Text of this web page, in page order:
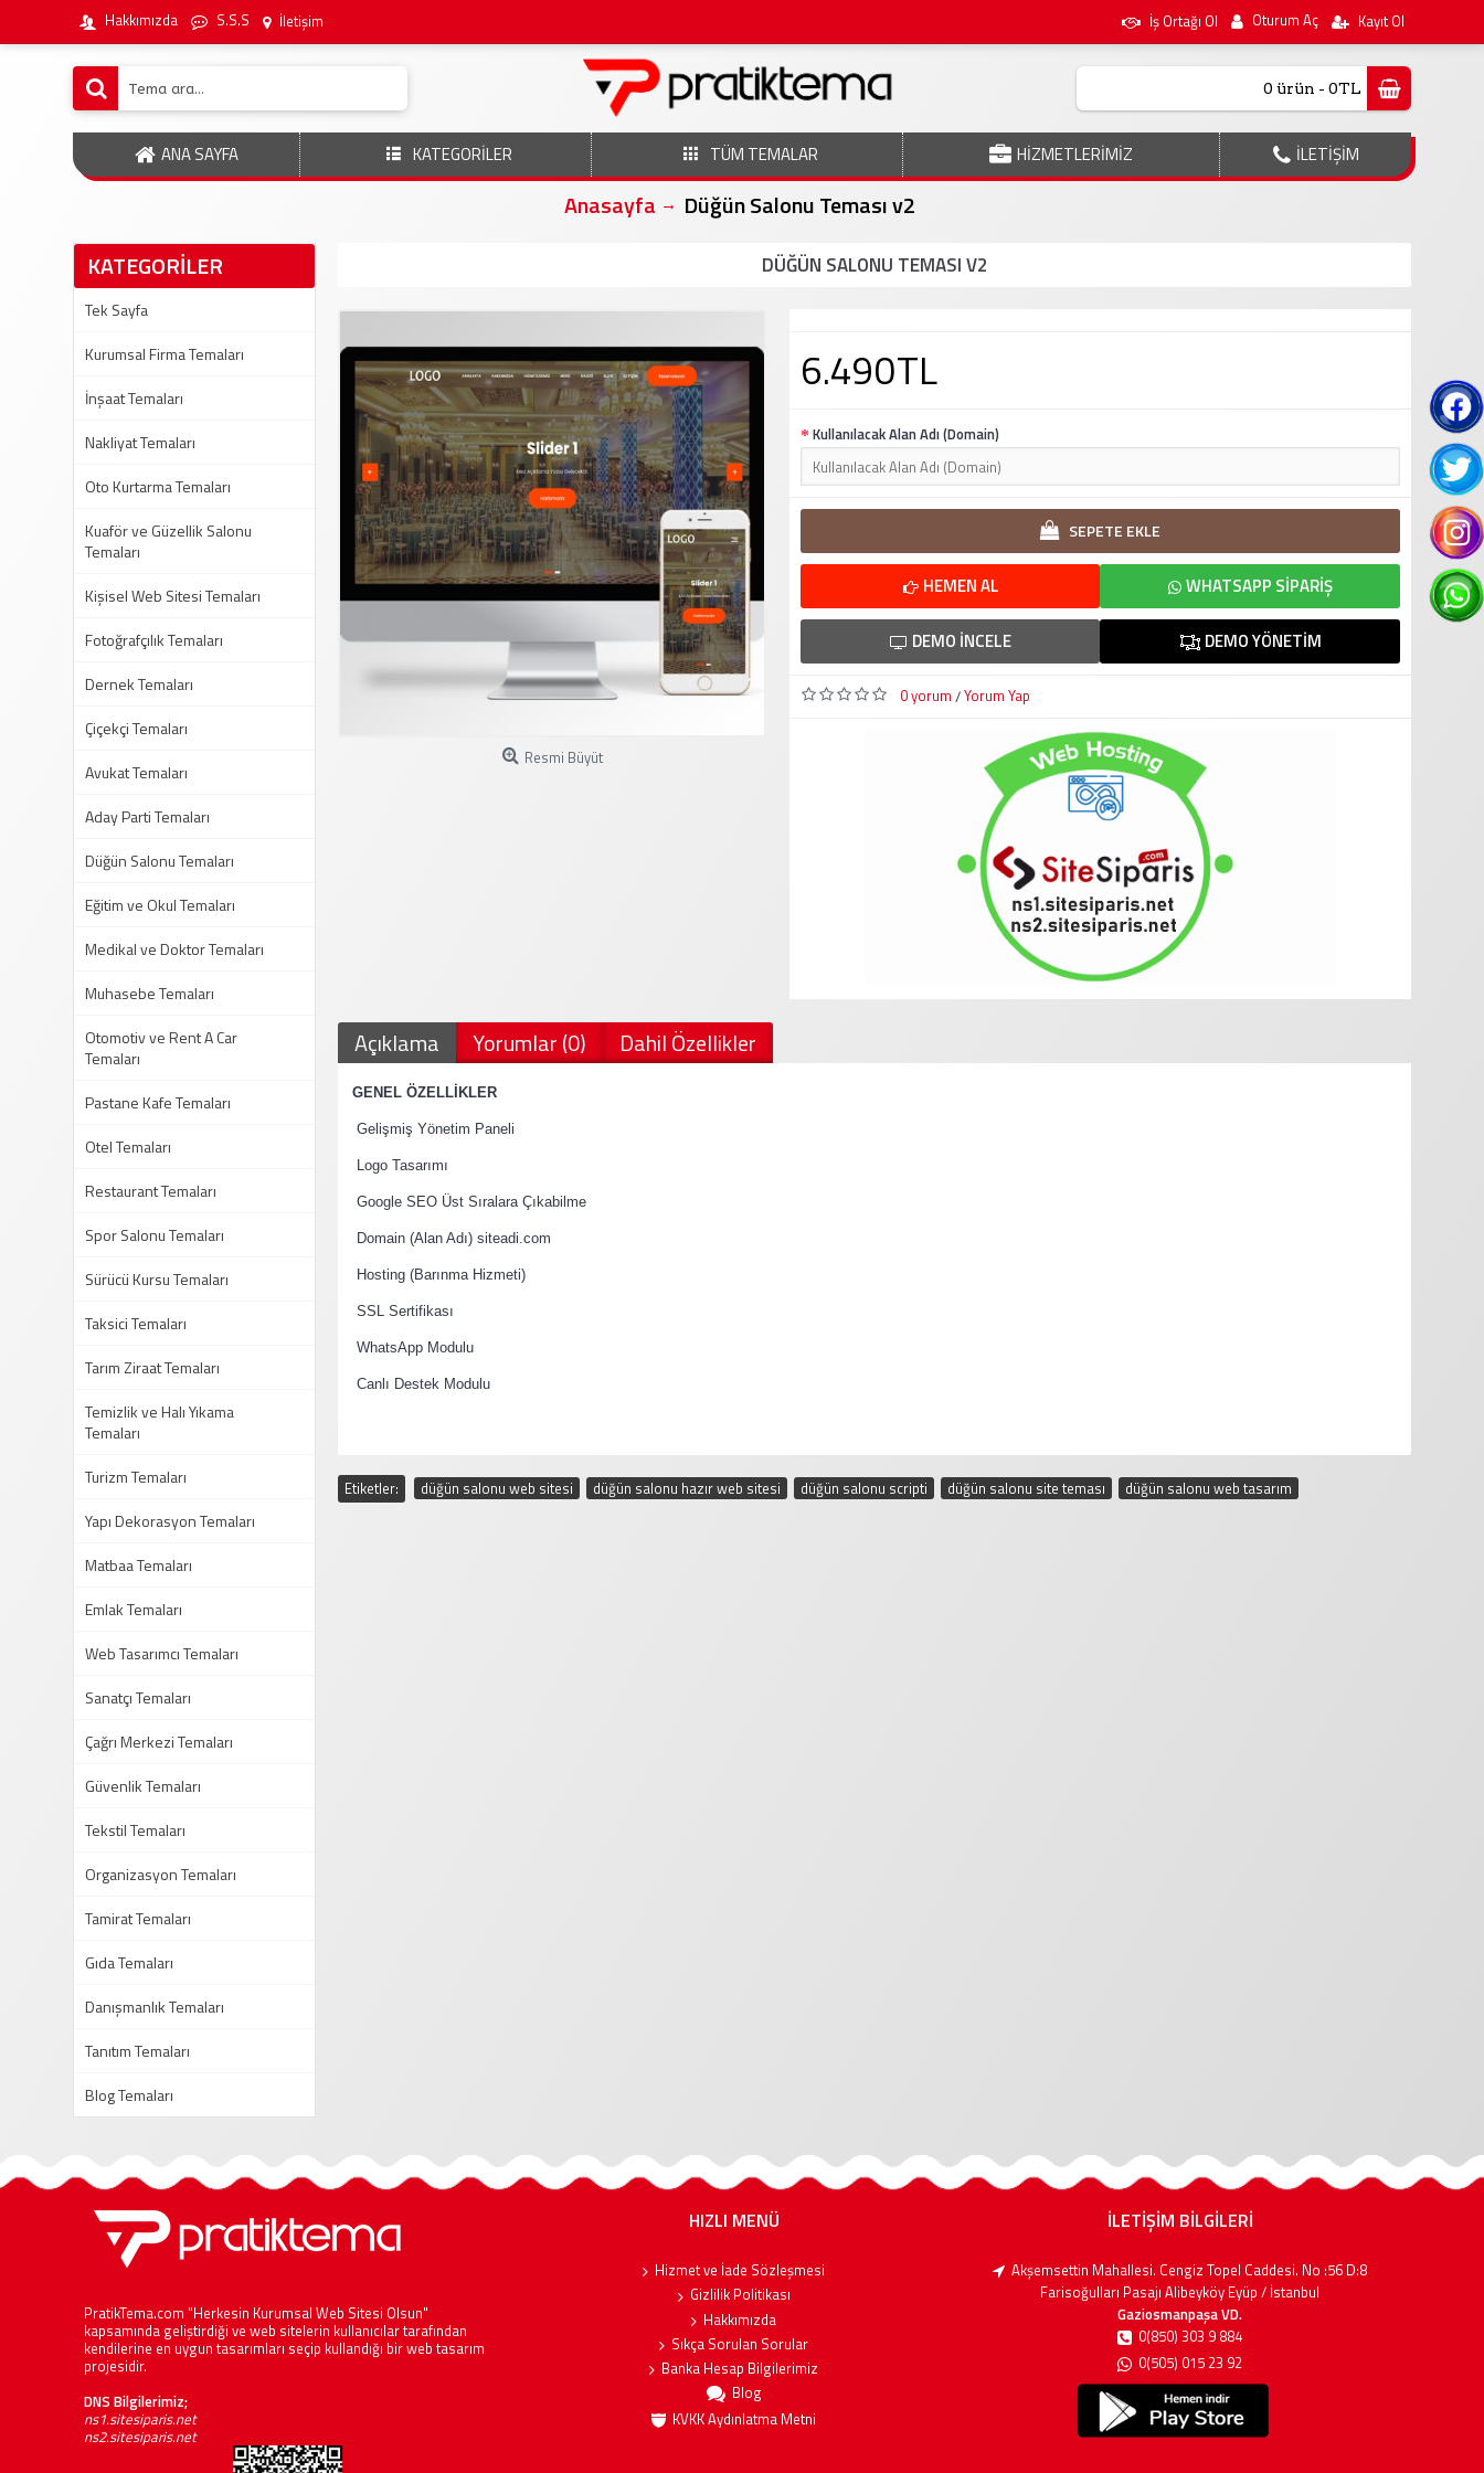
Hakkımızda S.S.S İletişim İş Ortağı Ol Oturum Aç Kayıt Ol
0 ürün - 0TL
ANA SAYFA KATEGORİLER TÜM TEMALAR HİZMETLERİMİZ İLETİŞİM
Anasayfa
Düğün Salonu Teması v2
KATEGORİLER
Tek Sayfa
Kurumsal Firma Temaları
İnşaat Temaları
Nakliyat Temaları
Oto Kurtarma Temaları
Kuaför ve Güzellik Salonu
Temaları
Kişisel Web Sitesi Temaları
Fotoğrafçılık Temaları
Dernek Temaları
Çiçekçi Temaları
Avukat Temaları
Aday Parti Temaları
Düğün Salonu Temaları
Eğitim ve Okul Temaları
Medikal ve Doktor Temaları
Muhasebe Temaları
Otomotiv ve Rent A Car
Temaları
Pastane Kafe Temaları
Otel Temaları
Restaurant Temaları
Spor Salonu Temaları
Sürücü Kursu Temaları
Taksici Temaları
Tarım Ziraat Temaları
Temizlik ve Halı Yıkama
Temaları
Turizm Temaları
Yapı Dekorasyon Temaları
Matbaa Temaları
Emlak Temaları
Web Tasarımcı Temaları
Sanatçı Temaları
Çağrı Merkezi Temaları
Güvenlik Temaları
Tekstil Temaları
Organizasyon Temaları
Tamirat Temaları
Gıda Temaları
Danışmanlık Temaları
Tanıtım Temaları
Blog Temaları
DÜĞÜN SALONU TEMASI V2
Resmi Büyüt
6.490TL
Kullanılacak Alan Adı (Domain)
SEPETE EKLE
HEMEN AL WHATSAPP SIPARIŞ
DEMO İNCELE DEMO YÖNETIM
0 yorum /Yorum Yap
Açıklama Yorumlar (0) Dahil Özellikler
GENEL ÖZELLİKLER
Gelişmiş Yönetim Paneli
Logo Tasarımı
Google SEO Üst Sıralara Çıkabilme
Domain (Alan Adı) siteadi.com
Hosting (Barınma Hizmeti)
SSL Sertifikası
WhatsApp Modulu
Canlı Destek Modulu
Etiketler: düğün salonu web sitesi düğün salonu hazır web sitesi düğün salonu scripti düğün salonu site teması düğün salonu web tasarım
PratikTema.com "Herkesin Kurumsal Web Sitesi Olsun"
kapsamında geliştirdiği ve web sitelerin kullanıcılar tarafından
kendilerine en uygun tasarımları seçip kullandığı bir web tasarım
projesidir.
DNS Bilgilerimiz;
ns1.sitesiparis.net
ns2.sitesiparis.net
HIZLI MENÜ
Hizmet ve İade Sözleşmesi
Gizlilik Politikası
Hakkımızda
Sıkça Sorulan Sorular
Banka Hesap Bilgilerimiz
Blog
KVKK Aydınlatma Metni
İLETİŞİM BİLGİLERİ
Akşemsettin Mahallesi. Cengiz Topel Caddesi. No :56 D:8
Farisoğulları Pasajı Alibeyköy Eyüp / İstanbul
Gaziosmanpaşa VD.
0(850) 303 9 884
0(505) 015 23 92